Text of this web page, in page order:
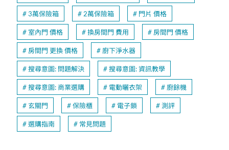
3萬保險箱 2萬保險箱 門片 價格
室內門 價格 換房間門 費用 房間門 價格
房間門 更換 價格 廚下淨水器
搜尋意圖: 問題解決 搜尋意圖: 資訊教學
搜尋意圖: 商業選購 電動曬衣架 廚餘機
玄關門 保險櫃 電子鎖 測評
選購指南 常見問題